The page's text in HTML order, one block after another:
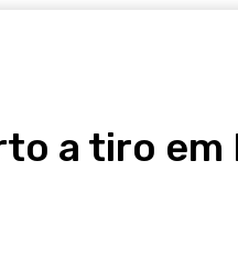
a tiro em